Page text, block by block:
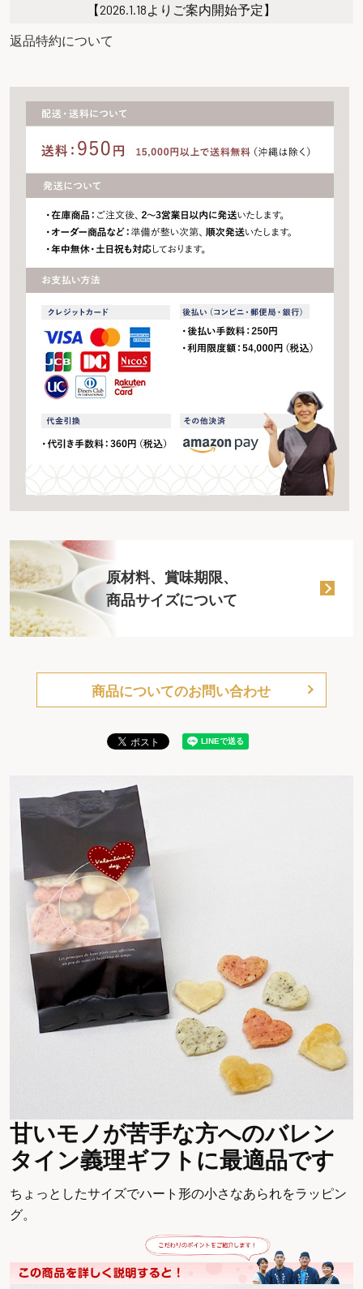
【2026.1.18よりご案内開始予定】
返品特約について
原材料、賞味期限、
商品サイズについて
商品についてのお問い合わせ
甘いモノが苦手な方へのバレン
タイン義理ギフトに最適品です
ちょっとしたサイズでハート形の小さなあられをラッピン
グ。